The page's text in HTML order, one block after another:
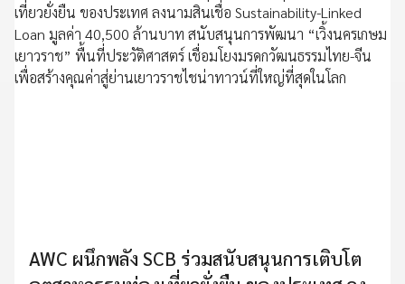
AWC ผนึกพลัง SCB ร่วมสนับสนุนการเติบโต